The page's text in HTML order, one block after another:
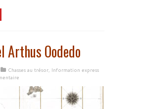
Arthus Oodedo
Chasses au trésor, Information express